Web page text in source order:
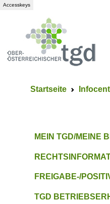
Accesskeys
Startseite
MEIN TGD/MEINE
FREIGABE-/
TGD